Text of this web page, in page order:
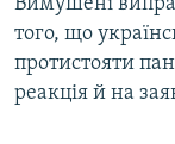
Вимушені
того, що
протистояти
реакція й на